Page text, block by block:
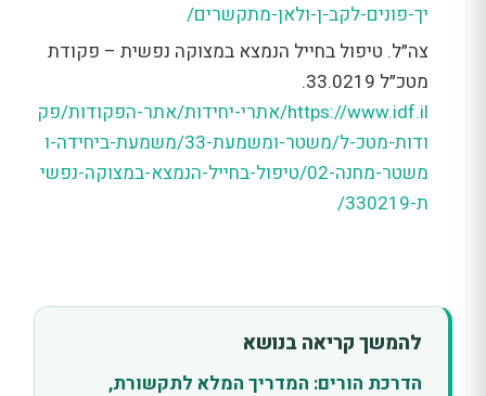
יך-פונים-לקב-ן-ולאן-מתקשרים/
צה״ל. טיפול בחייל הנמצא במצוקה נפשית – פקודת
מטכ״ל 33.0219.
https://www.idf.il/אתרי-יחידות/אתר-הפקודות/פק
ודות-מטכ-ל/משטר-ומשמעת-33/משמעת-ביחידה-ו
משטר-מחנה-02/טיפול-בחייל-הנמצא-במצוקה-נפשי
ת-330219/
להמשך קריאה בנושא
הדרכת הורים: המדריך המלא לתקשורת,